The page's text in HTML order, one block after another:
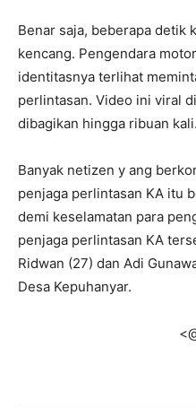
Benar saja, beberapa detik
kencang. Pengendara
identitasnya terlihat
perlintasan. Video ini viral
dibagikan hingga ribuan kali.
Banyak netizen y ang
penjaga perlintasan KA itu
demi keselamatan para
penjaga perlintasan KA
Ridwan (27) dan Adi
Desa Kepuhanyar.